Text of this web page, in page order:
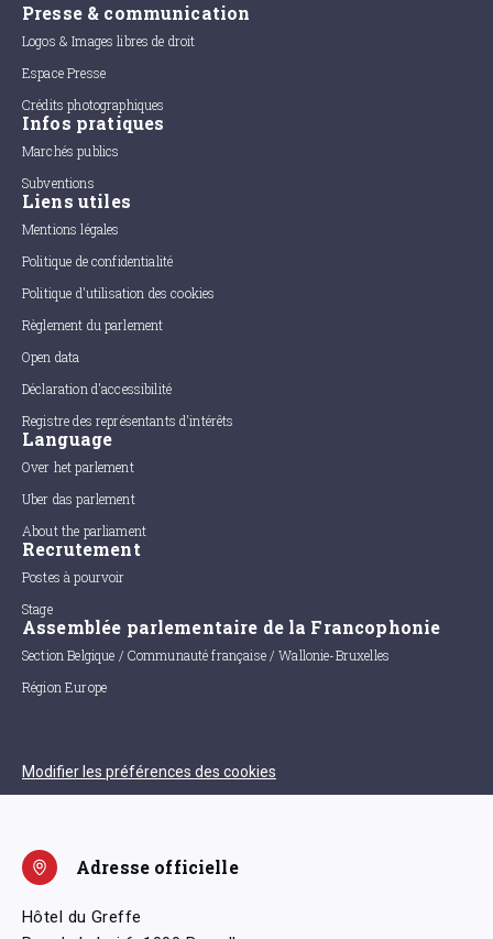
Presse & communication
Logos & Images libres de droit
Espace Presse
Crédits photographiques
Infos pratiques
Marchés publics
Subventions
Liens utiles
Mentions légales
Politique de confidentialité
Politique d'utilisation des cookies
Règlement du parlement
Open data
Déclaration d'accessibilité
Registre des représentants d'intérêts
Language
Over het parlement
Uber das parlement
About the parliament
Recrutement
Postes à pourvoir
Stage
Assemblée parlementaire de la Francophonie
Section Belgique / Communauté française / Wallonie-Bruxelles
Région Europe
Modifier les préférences des cookies
Adresse officielle
Hôtel du Greffe